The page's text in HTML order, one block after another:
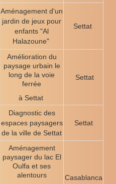
Aménagement d'un
jardin de jeux pour
enfants "Al
Halazoune"
Settat
Amélioration du
paysage urbain le
long de la voie
ferrée
à Settat
Settat
Diagnostic des
espaces paysagers
de la ville de Settat
Settat
Aménagement
paysager du lac El
Oulfa et ses
alentours
Casablanca